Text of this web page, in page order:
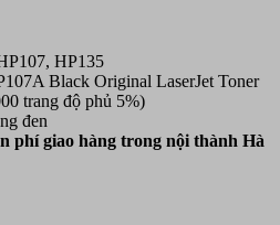
HP135
Black Original LaserJet Toner
trang độ phủ 5%)
đen
phí giao hàng trong nội thành Hà